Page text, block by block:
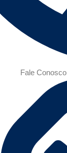
Fale Conosco